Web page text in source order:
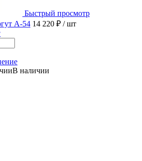
Быстрый просмотр
А-54 14 220 ₽ / шт
В наличии